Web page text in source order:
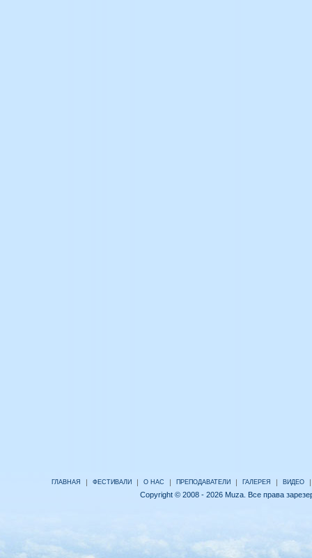
ГЛАВНАЯ | ФЕСТИВАЛИ | О НАС | ПРЕПОДАВАТЕЛИ | ГАЛЕРЕЯ | ВИДЕО
|
Copyright © 2008 - 2026 Muza. Все права